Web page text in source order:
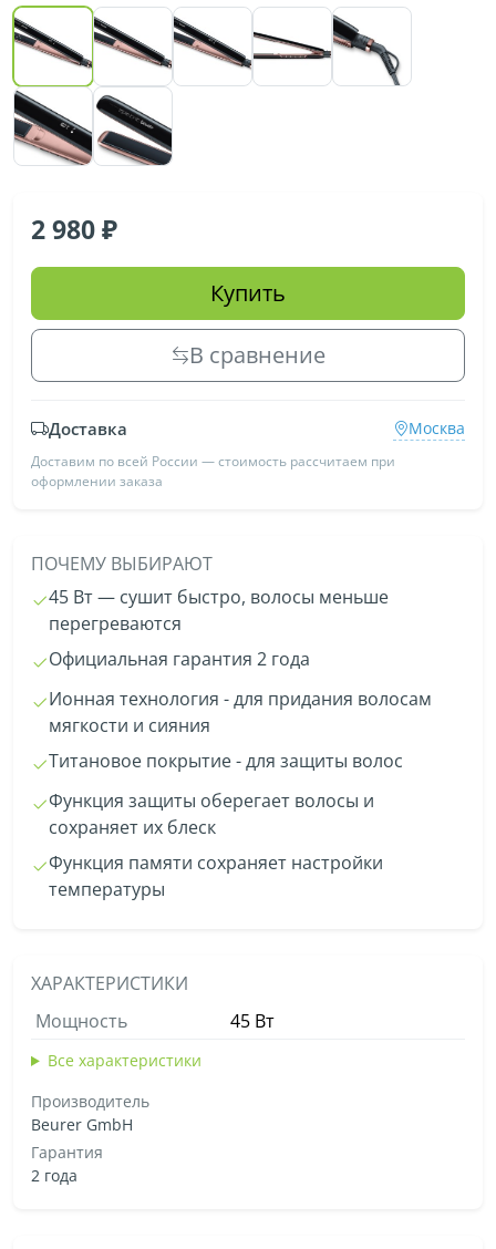
2 980
Купить
В сравнение
Доставка Москва
Доставим по всей России — стоимость рассчитаем при
оформлении заказа
ПОЧЕМУ ВЫБИРАЮТ
45 Вт — сушит быстро, волосы меньше
перегреваются
Официальная гарантия 2 года
Ионная технология - для придания волосам
мягкости и сияния
Титановое покрытие - для защиты волос
Функция защиты оберегает волосы и
сохраняет их блеск
Функция памяти сохраняет настройки
температуры
ХАРАКТЕРИСТИКИ
Мощность
45 Вт
Все характеристики
Производитель
Beurer GmbH
Гарантия
2 года